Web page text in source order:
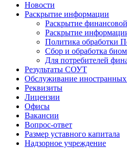
Новости
Раскрытие информации
Раскрытие
Раскрытие
Политика обработки
Сбор и обработка
Для потребителей
Результаты СОУТ
Обслуживание иностранных
Реквизиты
Лицензии
Офисы
Вакансии
Вопрос-ответ
Размер уставного капитала
Надзорное учреждение